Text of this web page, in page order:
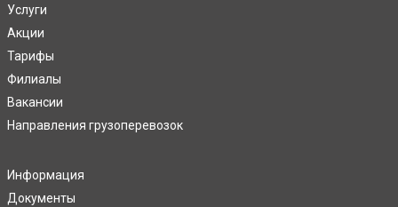
Услуги
Акции
Тарифы
Филиалы
Вакансии
Направления грузоперевозок
Информация
Документы